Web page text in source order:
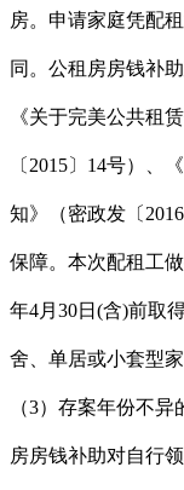
房。申请家庭凭配
同。公租房房钱补
《关于完美公共租
〔2015〕14号）、
知》（密政发〔
保障。本次配租工
年4月30日(含)前取
舍、单居或小套型
（3）存案年份不
房房钱补助对自行